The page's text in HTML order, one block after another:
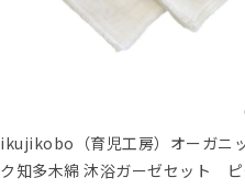
ikujikobo（育児工房）オーガニ
ク知多木綿 沐浴ガーゼセット ピ